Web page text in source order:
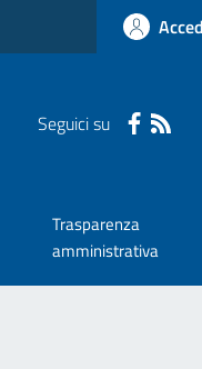
Seguici su
Trasparenza
amministrativa